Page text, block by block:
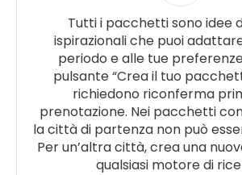
Tutti i pacchetti sono idee
ispirazionali che puoi
periodo e alle tue
pulsante “Crea il tuo
richiedono riconferma
prenotazione. Nei pacchetti
la città di partenza non può
Per un’altra città, crea una
qualsiasi motore di